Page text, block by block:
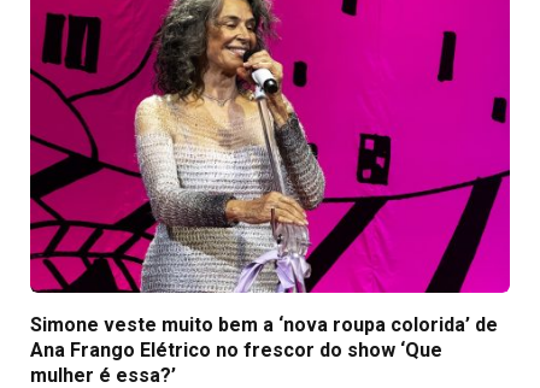
Simone veste muito bem a ‘nova roupa colorida’ de
Ana Frango Elétrico no frescor do show ‘Que
mulher é essa?’